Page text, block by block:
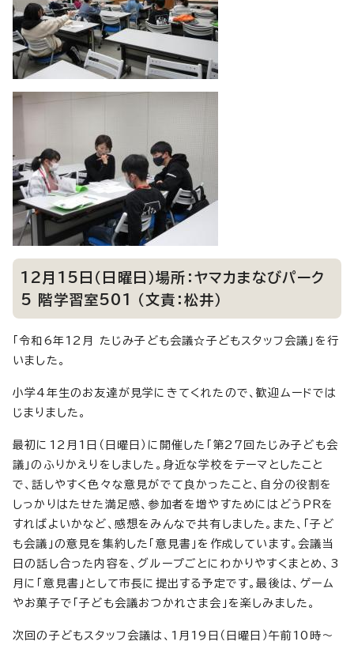
12月15日（日曜日）場所：ヤマカまなびパーク
5 階学習室501 （文責：松井）
「令和6年12月 たじみ子ども会議☆子どもスタッフ会議」を行
いました。
小学4年生のお友達が見学にきてくれたので、歓迎ムードでは
じまりました。
最初に12月1日（日曜日）に開催した「第27回たじみ子ども会
議」のふりかえりをしました。身近な学校をテーマとしたこと
で、話しやすく色々な意見がでて良かったこと、自分の役割を
しっかりはたせた満足感、参加者を増やすためにはどうPRを
すればよいかなど、感想をみんなで共有しました。また、「子ど
も会議」の意見を集約した「意見書」を作成しています。会議当
日の話し合った内容を、グループごとにわかりやすくまとめ、3
月に「意見書」として市長に提出する予定です。最後は、ゲーム
やお菓子で「子ども会議おつかれさま会」を楽しみました。
次回の子どもスタッフ会議は、1月19日（日曜日）午前10時～